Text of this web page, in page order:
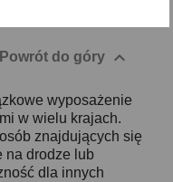
Powrót do góry 
wyposażenie
w wielu krajach.
znajdujących się
na drodze lub
dla innych